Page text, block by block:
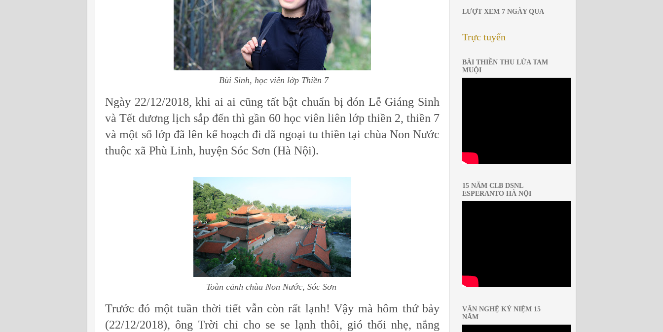
Bùi Sinh, học viên lớp Thiền 7
Ngày 22/12/2018, khi ai ai cũng tất bật chuẩn bị đón Lễ Giáng Sinh
và Tết dương lịch sắp đến thì gần 60 học viên liên lớp thiền 2, thiền 7
và một số lớp đã lên kế hoạch đi dã ngoại tu thiền tại chùa Non Nước
thuộc xã Phù Linh, huyện Sóc Sơn (Hà Nội).
Toàn cảnh chùa Non Nước, Sóc Sơn
Trước đó một tuần thời tiết vẫn còn rất lạnh! Vậy mà hôm thứ bảy
(22/12/2018), ông Trời chỉ cho se se lạnh thôi, gió thổi nhẹ, nắng
LƯỢT XEM 7 NGÀY QUA
Trực tuyến
BÀI THIỀN THU LỬA TAM
MUỘI
15 NĂM CLB DSNL
ESPERANTO HÀ NỘI
VĂN NGHỆ KỶ NIỆM 15
NĂM